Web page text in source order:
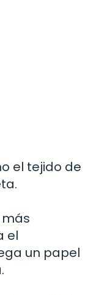
el tejido de
el
un papel